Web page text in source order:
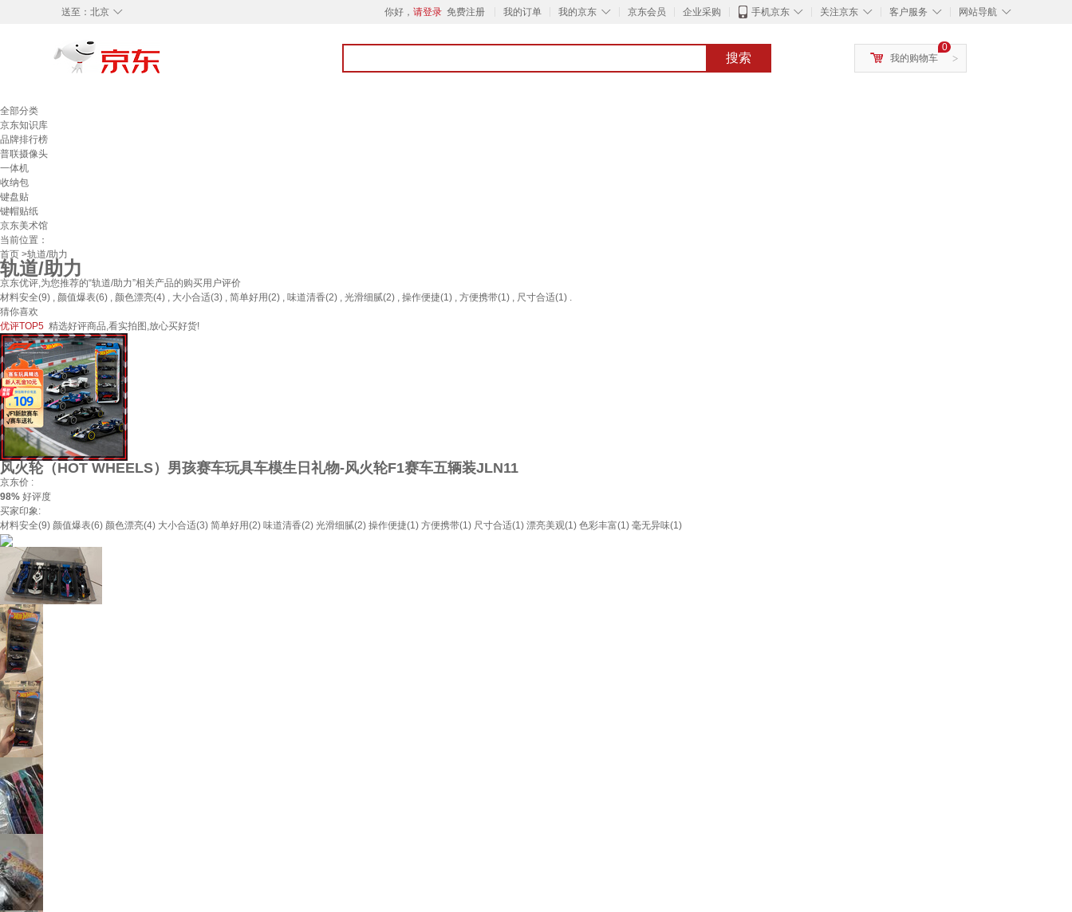
◇
送至： 北京 你好， 请登录 免费注册 我的订单 ◇
我的京东 京东会员 企业采购 ◇
手机京东 ◇
关注京东 ◇
客户服务 ◇
网站导航
搜索 >
0
我的购物车
全部分类
京东知识库
品牌排行榜
普联摄像头
一体机
收纳包
键盘贴
键帽贴纸
京东美术馆
当前位置：
首页 >轨道/助力
轨道/助力
京东优评,为您推荐的“轨道/助力”相关产品的购买用户评价
材料安全(9) , 颜值爆表(6) , 颜色漂亮(4) , 大小合适(3) , 简单好用(2) , 味道清香(2) , 光滑细腻(2) , 操作便捷(1) , 方便携带(1) , 尺寸合适(1) .
猜你喜欢
优评TOP5 精选好评商品,看实拍图,放心买好货!
风火轮（HOT WHEELS）男孩赛车玩具车模生日礼物-风火轮F1赛车五辆装JLN11
京东价 :
98% 好评度
买家印象:
材料安全(9) 颜值爆表(6) 颜色漂亮(4) 大小合适(3) 简单好用(2) 味道清香(2) 光滑细腻(2) 操作便捷(1) 方便携带(1) 尺寸合适(1) 漂亮美观(1) 色彩丰富(1) 毫无异味(1)